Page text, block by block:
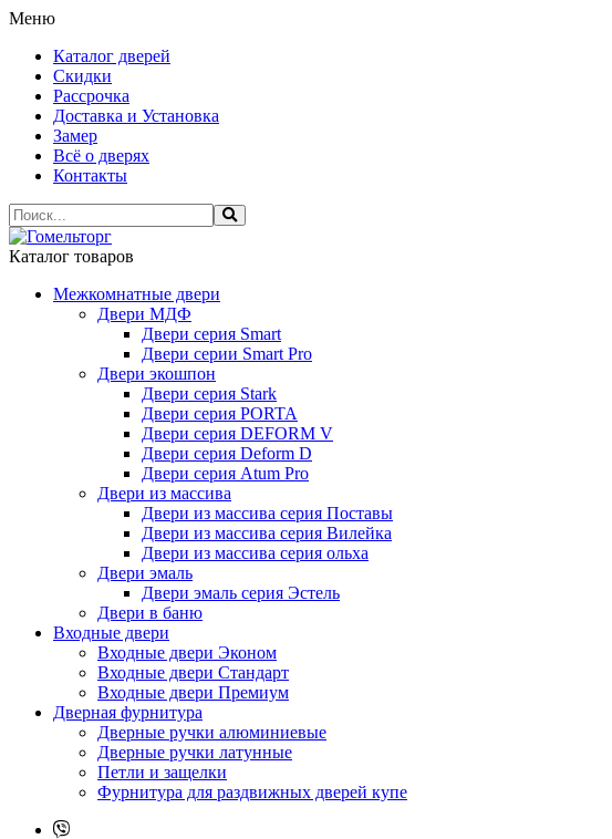
Меню
Каталог дверей
Скидки
Рассрочка
Доставка и Установка
Замер
Всё о дверях
Контакты
Каталог товаров
Межкомнатные двери
Двери МДФ
Двери серия Smart
Двери серии Smart Pro
Двери экошпон
Двери серия Stark
Двери серия PORTA
Двери серия DEFORM V
Двери серия Deform D
Двери серия Atum Pro
Двери из массива
Двери из массива серия Поставы
Двери из массива серия Вилейка
Двери из массива серия ольха
Двери эмаль
Двери эмаль серия Эстель
Двери в баню
Входные двери
Входные двери Эконом
Входные двери Стандарт
Входные двери Премиум
Дверная фурнитура
Дверные ручки алюминиевые
Дверные ручки латунные
Петли и защелки
Фурнитура для раздвижных дверей купе